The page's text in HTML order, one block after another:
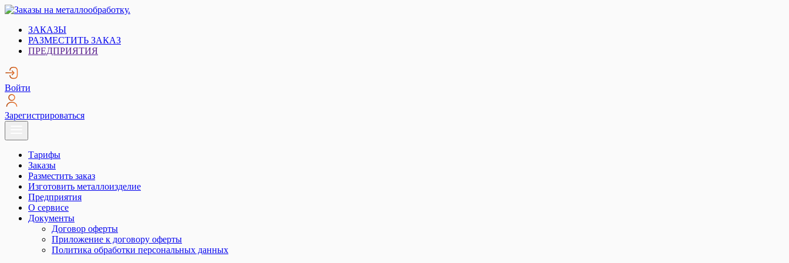
Skip
content
Заказы на металлообработку.
Металлообработка. Открытые заказы на металлообработку.
ЗАКАЗЫ
РАЗМЕСТИТЬ ЗАКАЗ
ПРЕДПРИЯТИЯ
Войти
Зарегистрироваться
Тарифы
Заказы
Разместить заказ
Изготовить металлоизделие
Предприятия
О сервисе
Документы
Договор оферты
Приложение к договору оферты
Политика обработки персональных данных